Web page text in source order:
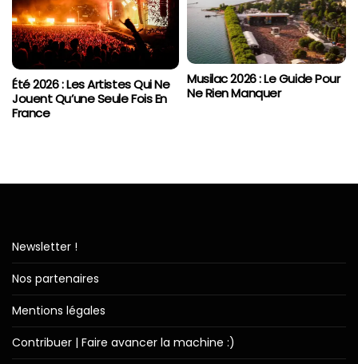
Été 2026 : Les Artistes Qui Ne
Jouent Qu’une Seule Fois En
France
Musilac 2026 : Le Guide Pour
Ne Rien Manquer
Newsletter !
Nos partenaires
Mentions légales
Contribuer | Faire avancer la machine :)